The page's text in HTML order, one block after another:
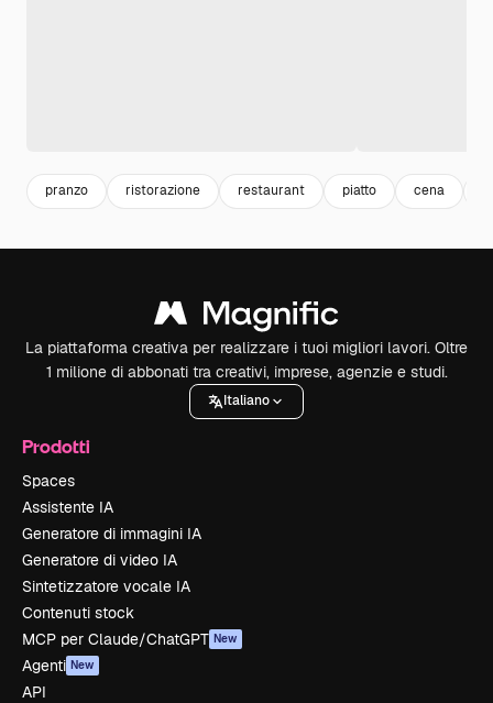
pranzo ristorazione restaurant piatto cena
La piattaforma creativa per realizzare i tuoi migliori lavori. Oltre
1 milione di abbonati tra creativi, imprese, agenzie e studi.
Italiano
Prodotti
Spaces
Assistente IA
Generatore di immagini IA
Generatore di video IA
Sintetizzatore vocale IA
Contenuti stock
MCP per Claude/ChatGPT New
Agenti New
API